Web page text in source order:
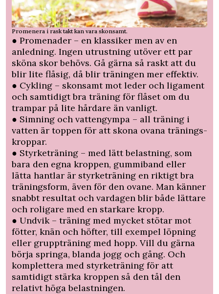
Promenera i rask takt kan vara skonsamt.
● Promenader – en klassiker men av en
anledning. Ingen utrustning utöver ett par
sköna skor behövs. Gå gärna så raskt att du
blir lite flåsig, då blir träningen mer effektiv.
● Cykling – skonsamt mot leder och ligament
och samtidigt bra träning för flåset om du
trampar på lite hårdare än vanligt.
● Simning och vattengympa – all träning i
vatten är toppen för att skona ovana tränings-
kroppar.
● Styrketräning – med lätt belastning, som
bara den egna kroppen, gummiband eller
lätta hantlar är styrketräning en riktigt bra
träningsform, även för den ovane. Man känner
snabbt resultat och vardagen blir både lättare
och roligare med en starkare kropp.
● Undvik – träning med mycket stötar mot
fötter, knän och höfter, till exempel löpning
eller gruppträning med hopp. Vill du gärna
börja springa, blanda jogg och gång. Och
komplettera med styrketräning för att
samtidigt stärka kroppen så den tål den
relativt höga belastningen.